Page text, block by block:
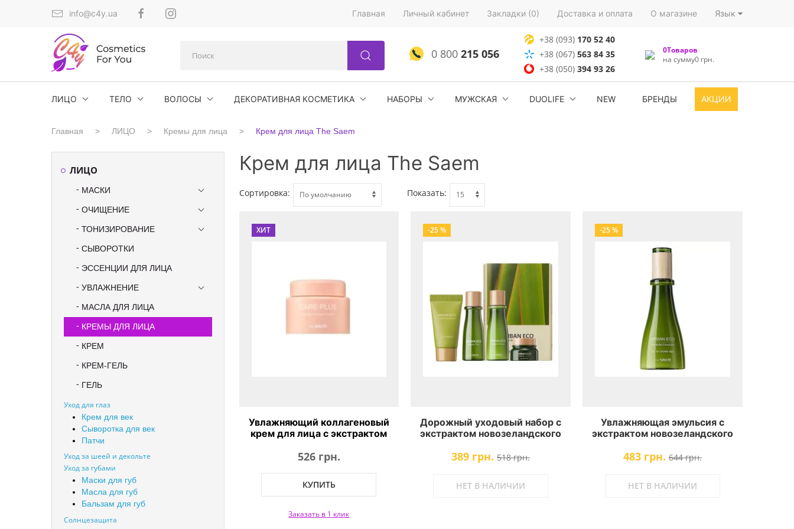
info@c4y.ua Главная Личный кабинет Закладки (0) Доставка и оплата О магазине Язык
0 800215 056
+38 (093) 170 52 40
+38 (067) 563 84 35
+38 (050)394 93 26
0Товаров
на сумму0 грн.
ЛИЦО ТЕЛО ВОЛОСЫ ДЕКОРАТИВНАЯ КОСМЕТИКА НАБОРЫ МУЖСКАЯ DUOLIFE NEW БРЕНДЫ АКЦИИ
Главная ЛИЦО Кремы для лица Крем для лица The Saem
ЛИЦО
МАСКИ
ОЧИЩЕНИЕ
ТОНИЗИРОВАНИЕ
СЫВОРОТКИ
ЭССЕНЦИИ ДЛЯ ЛИЦА
УВЛАЖНЕНИЕ
МАСЛА ДЛЯ ЛИЦА
КРЕМЫ ДЛЯ ЛИЦА
КРЕМ
КРЕМ-ГЕЛЬ
ГЕЛЬ
Уход для глаз
Крем для век
Сыворотка для век
Патчи
Уход за шеей и декольте
Уход за губами
Маски для губ
Масла для губ
Бальзам для губ
Солнцезащита
Крем для лица The Saem
Сортировка: Показать:
ХИТ
Увлажняющий коллагеновый
крем для лица с экстрактом
Baobab Collagen Cream
526 грн.
КУПИТЬ
Заказать в 1 клик
-25 %
Дорожный уходовый набор с
экстрактом новозеландского
Harakeke Travel 4 Kit
389 грн. 518 грн.
НЕТ В НАЛИЧИИ
-25 %
Увлажняющая эмульсия с
экстрактом новозеландского
Harakeke Emulsion
483 грн. 644 грн.
НЕТ В НАЛИЧИИ